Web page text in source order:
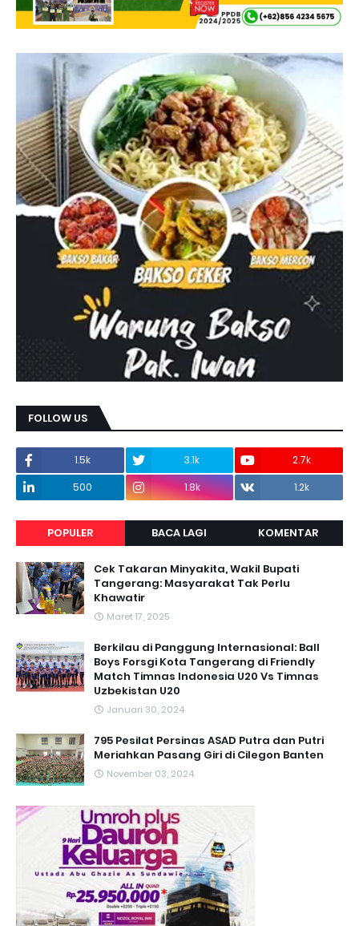
FOLLOW US
1.5k 3.1k
2.7k
500
1.8k 1.2k
POPULER BACA LAGI KOMENTAR
Cek Takaran Minyakita, Wakil Bupati
Tangerang: Masyarakat Tak Perlu
Khawatir
Maret 17, 2025
Berkilau di Panggung Internasional: Ball
Boys Forsgi Kota Tangerang di Friendly
Match Timnas Indonesia U20 Vs Timnas
Uzbekistan U20
Januari 30, 2024
795 Pesilat Persinas ASAD Putra dan Putri
Meriahkan Pasang Giri di Cilegon Banten
November 03, 2024